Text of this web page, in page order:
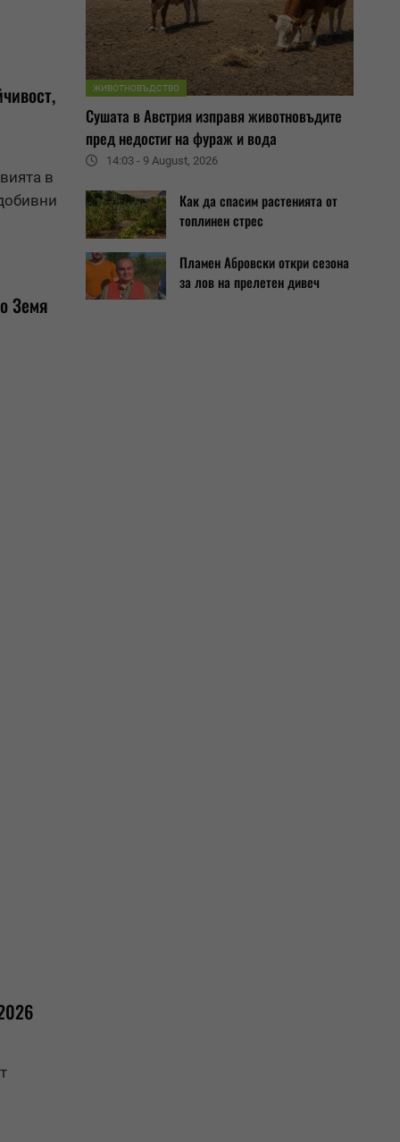
в
Земя
ЖИВОТНОВЪДСТВО
Сушата в Австрия изправя животновъдите
пред недостиг на фураж и вода
14:03 - 9 August, 2026
Как да спасим растенията от
топлинен стрес
Пламен Абровски откри сезона
за лов на прелетен дивеч